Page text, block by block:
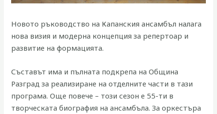
Новото ръководство на Капанския ансамбъл налага
нова визия и модерна концепция за репертоар и
развитие на формацията.
Съставът има и пълната подкрепа на Община
Разград за реализиране на отделните части в тази
програма. Още повече – този сезон е 55-ти в
творческата биография на ансамбъла. За оркестъра